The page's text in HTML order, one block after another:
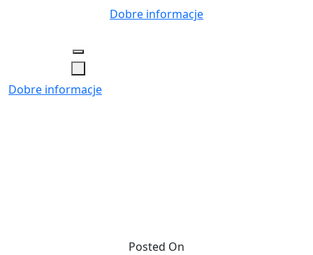
Dobre informacje
Dobre informacje
Posted On